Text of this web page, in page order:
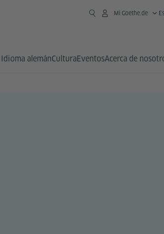
Mi Goethe.de
Idioma alemánCulturaEventosAcerca de